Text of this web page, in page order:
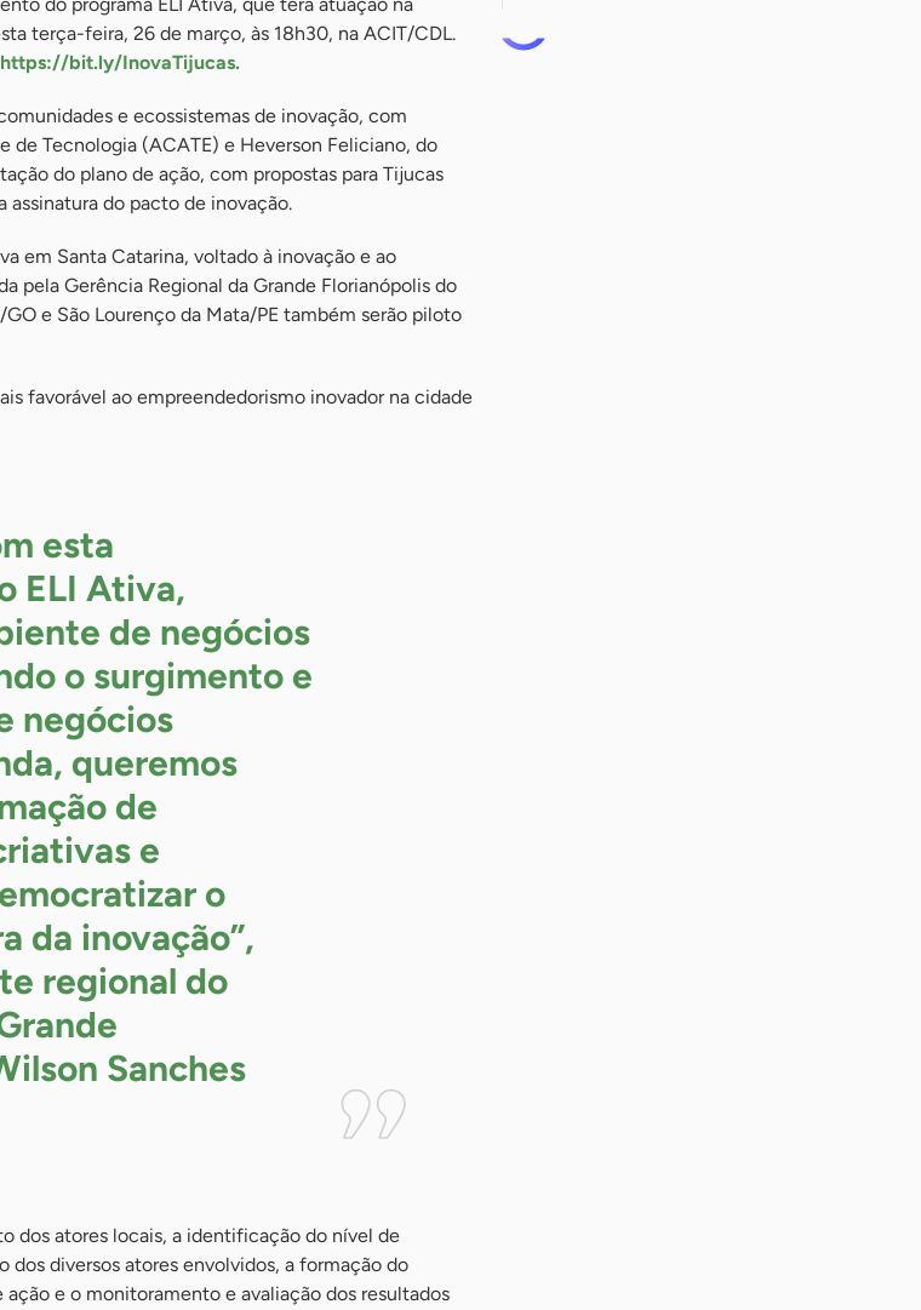
terça-feira, 26 de março, às 18h30, na ACIT/CDL.
https://bit.ly/InovaTijucas.
e ecossistemas de inovação, com
de Tecnologia (ACATE) e Heverson Feliciano, do
do plano de ação, com propostas para Tijucas
do pacto de inovação.
em Santa Catarina, voltado à inovação e ao
pela Gerência Regional da Grande Florianópolis do
e São Lourenço da Mata/PE também serão piloto
favorável ao empreendedorismo inovador na cidade
esta
ELI Ativa,
de negócios
o surgimento e
negócios
queremos
de
e
o
da inovação”,
regional do
Sanches
dos atores locais, a identificação do nível de
diversos atores envolvidos, a formação do
e o monitoramento e avaliação dos resultados